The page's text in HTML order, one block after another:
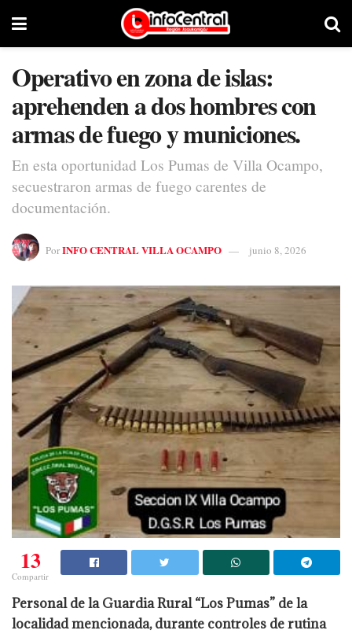
Operativo en zona de islas:
aprehenden a dos hombres con
armas de fuego y municiones.
En esta oportunidad Los Pumas de Villa Ocampo,
secuestraron armas de fuego carentes de
documentación.
PorINFO CENTRAL VILLA OCAMPO junio 8, 2026
13
Compartir
Personal de la Guardia Rural “Los Pumas” de la
localidad mencionada, durante controles de rutina